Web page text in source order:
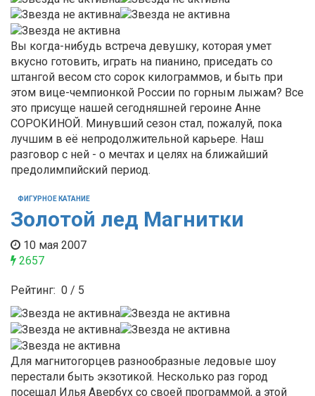
Вы когда-нибудь встреча девушку, которая умет
вкусно готовить, играть на пианино, приседать со
штангой весом сто сорок килограммов, и быть при
этом вице-чемпионкой России по горным лыжам? Все
это присуще нашей сегодняшней героине Анне
СОРОКИНОЙ. Минувший сезон стал, пожалуй, пока
лучшим в её непродолжительной карьере. Наш
разговор с ней - о мечтах и целях на ближайший
предолимпийский период.
ФИГУРНОЕ КАТАНИЕ
Золотой лед Магнитки
10 мая 2007
2657
Рейтинг: 0 / 5
Для магнитогорцев разнообразные ледовые шоу
перестали быть экзотикой. Несколько раз город
посещал Илья Авербух со своей программой, а этой